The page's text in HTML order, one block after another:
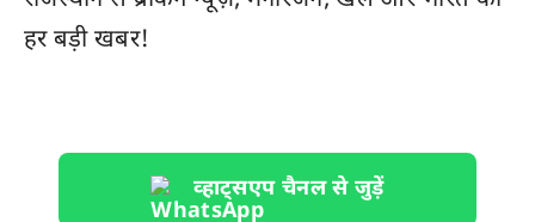
हर बड़ी खबर!
व्हाट्सएप चैनल से जुड़ें